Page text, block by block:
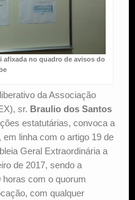
afixada no quadro de avisos do
da Associação
sr. Braulio dos Santos
estatutárias, convoca a
linha com o artigo 19 de
Geral Extraordinária a
de 2017, sendo a
com o quorum
com qualquer